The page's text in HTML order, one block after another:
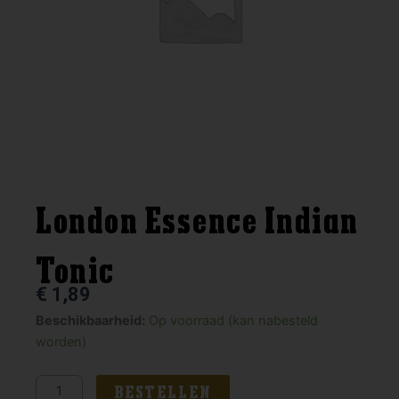
London Essence Indian
Tonic
€ 1,89
Beschikbaarheid: Op voorraad (kan nabesteld
worden)
London
Essence
Tonic
BESTELLEN